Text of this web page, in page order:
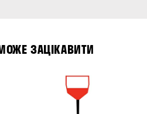
ЗАЦІКАВИТИ